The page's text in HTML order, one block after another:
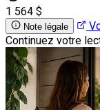
1 564 $
Note légale
Continuez votre